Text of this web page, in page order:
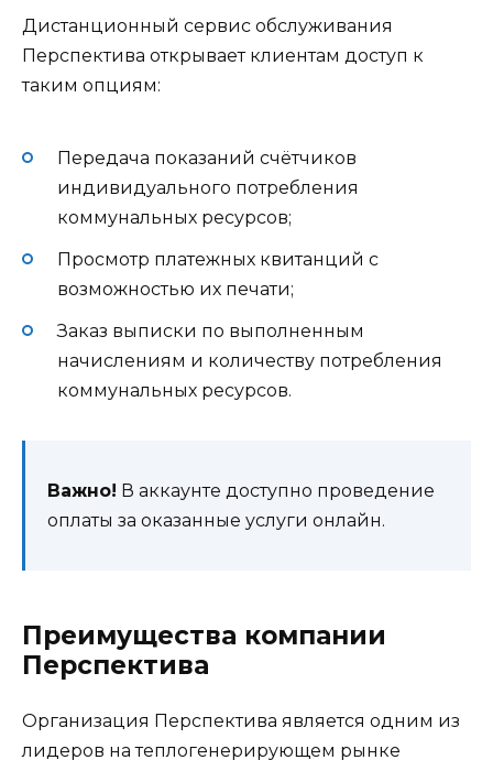
Дистанционный сервис обслуживания
Перспектива открывает клиентам доступ к
таким опциям:
Передача показаний счётчиков
индивидуального потребления
коммунальных ресурсов;
Просмотр платежных квитанций с
возможностью их печати;
Заказ выписки по выполненным
начислениям и количеству потребления
коммунальных ресурсов.
Важно! В аккаунте доступно проведение
оплаты за оказанные услуги онлайн.
Преимущества компании
Перспектива
Организация Перспектива является одним из
лидеров на теплогенерирующем рынке